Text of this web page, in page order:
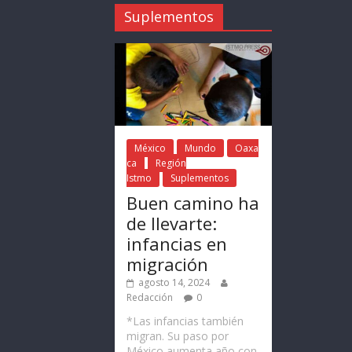
Suplementos
México Mundo
Oaxa
ca
Región
Istmo
Suplementos
Buen camino ha
de llevarte:
infancias en
migración
agosto 14, 2024
Redacción
0
*Las infancias también
migran. Su paso por